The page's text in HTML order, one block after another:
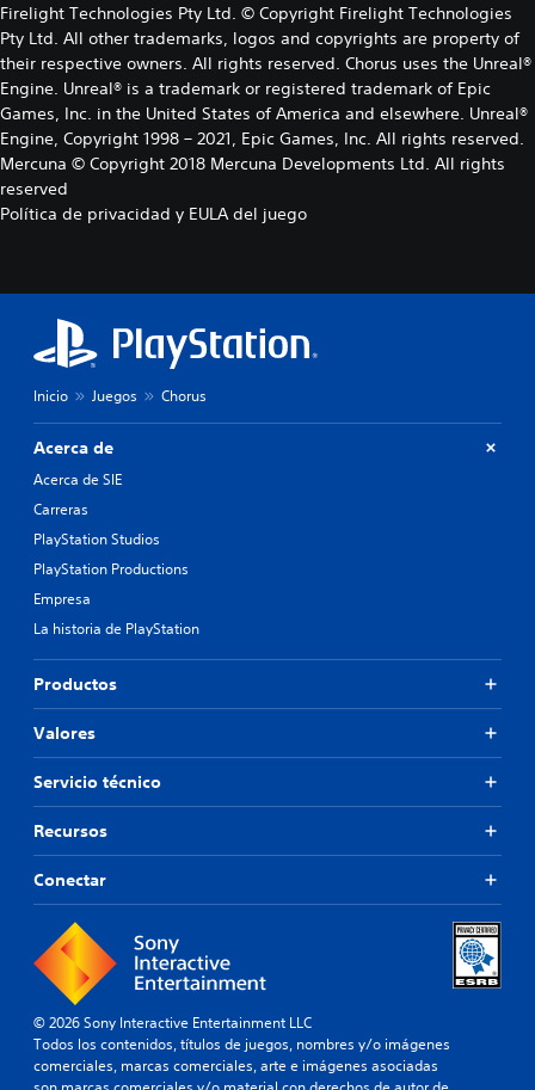
Firelight Technologies Pty Ltd. © Copyright Firelight Technologies
Pty Ltd. All other trademarks, logos and copyrights are property of
their respective owners. All rights reserved. Chorus uses the Unreal®
Engine. Unreal® is a trademark or registered trademark of Epic
Games, Inc. in the United States of America and elsewhere. Unreal®
Engine, Copyright 1998 – 2021, Epic Games, Inc. All rights reserved.
Mercuna © Copyright 2018 Mercuna Developments Ltd. All rights
reserved
Política de privacidad y EULA del juego
Inicio Juegos Chorus
Acerca de
Acerca de SIE
Carreras
PlayStation Studios
PlayStation Productions
Empresa
La historia de PlayStation
Productos
Valores
Servicio técnico
Recursos
Conectar
© 2026 Sony Interactive Entertainment LLC
Todos los contenidos, títulos de juegos, nombres y/o imágenes
comerciales, marcas comerciales, arte e imágenes asociadas